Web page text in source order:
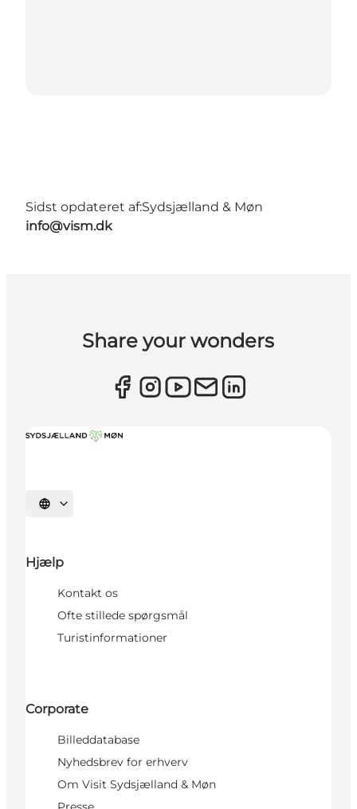
Sidst opdateret af:Sydsjælland & Møn
info@vism.dk
Share your wonders
Vælg sprog
Hjælp
Kontakt os
Ofte stillede spørgsmål
Turistinformationer
Corporate
Billeddatabase
Nyhedsbrev for erhverv
Om Visit Sydsjælland & Møn